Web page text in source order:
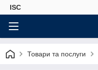
ISC
Товари та послуги